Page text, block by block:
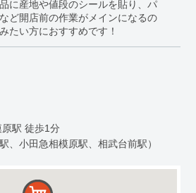
に産地や値段のシールを貼り、パ
ど開店前の作業がメインになるの
たい方におすすめです！
駅 徒歩1分
、小田急相模原駅、相武台前駅）